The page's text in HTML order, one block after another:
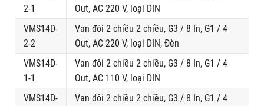
2-1
Out, AC 220 V, loại DIN
VMS14D-
2-2
Van đôi 2 chiều 2 chiều, G3 / 8 In, G1 / 4
Out, AC 220 V, loại DIN, Đèn
VMS14D-
1-1
Van đôi 2 chiều 2 chiều, G3 / 8 In, G1 / 4
Out, AC 110 V, loại DIN
VMS14D-
Van đôi 2 chiều 2 chiều, G3 / 8 In, G1 / 4